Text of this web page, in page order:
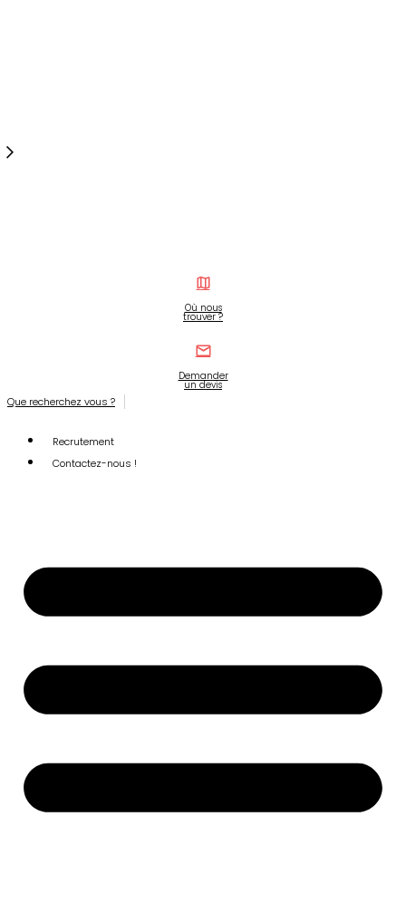
Où nous
trouver ?
Demander
un devis
Que recherchez vous ?
Recrutement
Contactez-nous !